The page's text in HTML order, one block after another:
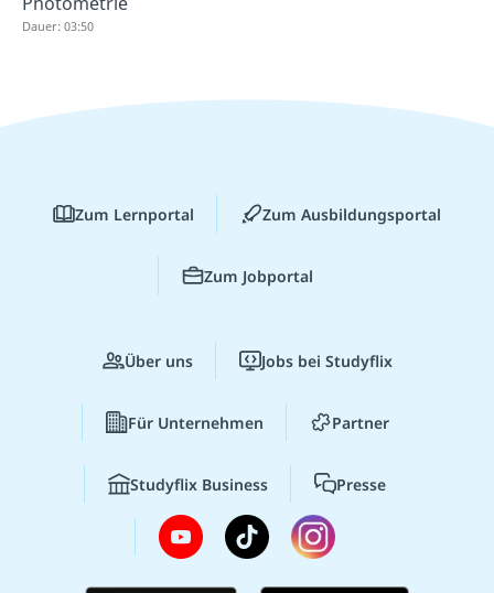
Dauer: 03:50
Zum Lernportal Zum Ausbildungsportal
Zum Jobportal
Über uns Jobs bei Studyflix
Für Unternehmen Partner
Studyflix Business Presse